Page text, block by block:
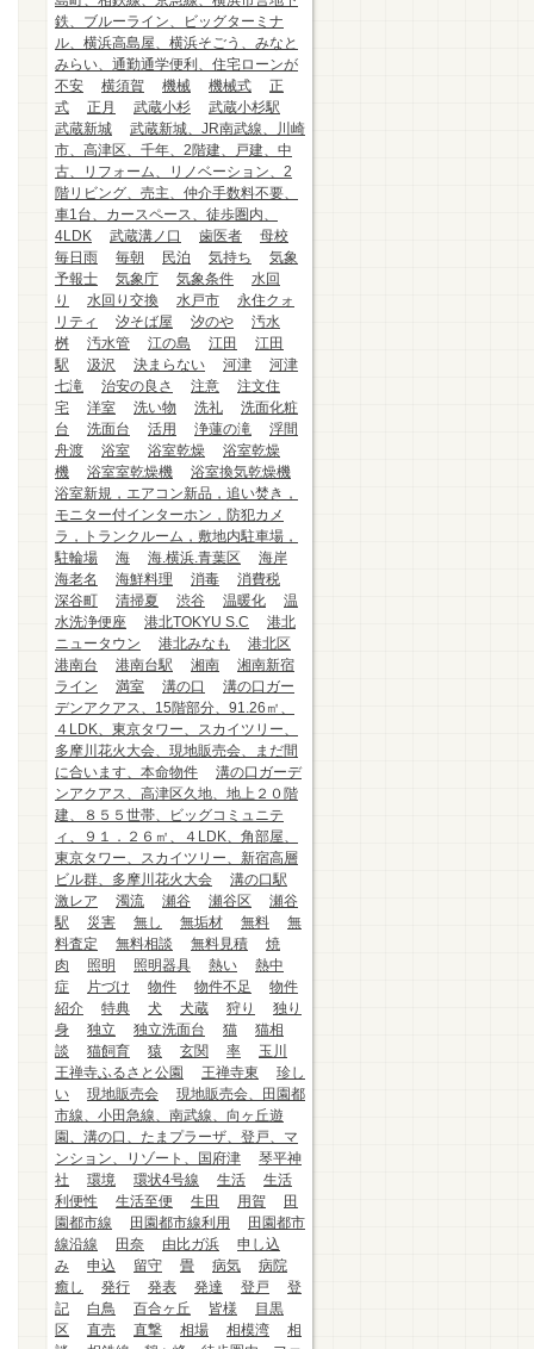
鉄、ブルーライン、ビッグターミナ
ル、横浜高島屋、横浜そごう、みなと
みらい、通勤通学便利、住宅ローンが
不安
横須賀 機械 機械式
正
式
正月 武蔵小杉
武蔵小杉駅
武蔵新城
武蔵新城、JR南武線、川崎
市、高津区、千年、2階建、戸建、中
古、リフォーム、リノベーション、2
階リビング、売主、仲介手数料不要、
車1台、カースペース、徒歩圏内、
4LDK
武蔵溝ノ口 歯医者
母校
毎日雨
毎朝 民泊 気持ち
気象
予報士
気象庁 気象条件
水回
り
水回り交換 水戸市
永住クォ
リティ
汐そば屋 汐のや
汚水
桝
汚水管 江の島 江田
江田
駅
汲沢 決まらない 河津
河津
七滝
治安の良さ 注意
注文住
宅
洋室 洗い物 洗礼
洗面化粧
台
洗面台 活用 浄蓮の滝
浮間
舟渡
浴室 浴室乾燥
浴室乾燥
機
浴室室乾燥機
浴室換気乾燥機
浴室新規，エアコン新品，追い焚き，
モニター付インターホン，防犯カメ
ラ，トランクルーム，敷地内駐車場，
駐輪場
海 海.横浜.青葉区
海岸
海老名
海鮮料理 消毒
消費税
深谷町
清掃夏 渋谷 温暖化
温
水洗浄便座
港北TOKYU S.C
港北
ニュータウン
港北みなも
港北区
港南台
港南台駅 湘南
湘南新宿
ライン
満室 溝の口
溝の口ガー
デンアクアス、15階部分、91.26㎡、
４LDK、東京タワー、スカイツリー、
多摩川花火大会、現地販売会、まだ間
に合います、本命物件
溝の口ガーデ
ンアクアス、高津区久地、地上２０階
建、８５５世帯、ビッグコミュニテ
ィ、９１．２６㎡、４LDK、角部屋、
東京タワー、スカイツリー、新宿高層
ビル群、多摩川花火大会
溝の口駅
激レア
濁流 瀬谷 瀬谷区
瀬谷
駅
災害 無し 無垢材 無料
無
料査定
無料相談 無料見積
焼
肉
照明 照明器具 熱い
熱中
症
片づけ 物件 物件不足
物件
紹介
特典 犬 犬蔵 狩り
独り
身
独立 独立洗面台 猫
猫相
談
猫飼育 猿 玄関 率
玉川
王禅寺ふるさと公園
王禅寺東
珍し
い
現地販売会
現地販売会、田園都
市線、小田急線、南武線、向ヶ丘遊
園、溝の口、たまプラーザ、登戸、マ
ンション、リゾート、国府津
琴平神
社
環境 環状4号線 生活
生活
利便性
生活至便 生田 用賀
田
園都市線
田園都市線利用
田園都市
線沿線
田奈 由比ガ浜
申し込
み
申込 留守 畳 病気
病院
癒し
発行 発表 発達 登戸
登
記
白鳥 百合ヶ丘 皆様
目黒
区
直売 直撃 相場 相模湾
相